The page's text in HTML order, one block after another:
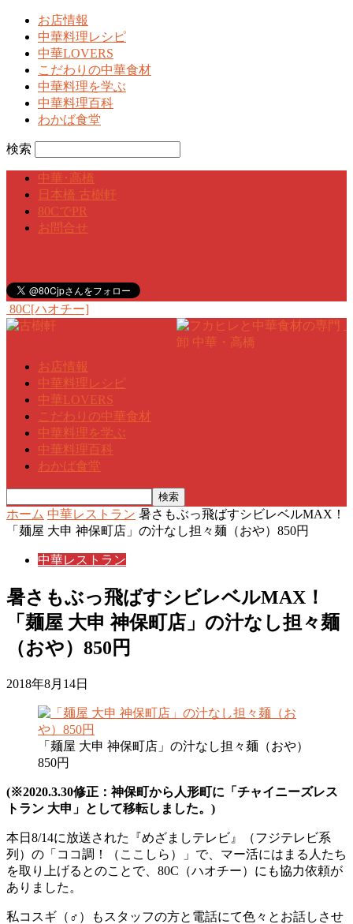
お店情報
中華料理レシピ
中華LOVERS
こだわりの中華食材
中華料理を学ぶ
中華料理百科
わかば食堂
検索
中華･高橋
日本橋 古樹軒
80CでPR
お問合せ
80C[ハオチー]
お店情報
中華料理レシピ
中華LOVERS
こだわりの中華食材
中華料理を学ぶ
中華料理百科
わかば食堂
ホーム 中華レストラン 暑さもぶっ飛ばすシビレベルMAX！
「麺屋 大申 神保町店」の汁なし担々麺（おや）850円
中華レストラン
暑さもぶっ飛ばすシビレベルMAX！
「麺屋 大申 神保町店」の汁なし担々麺
（おや）850円
2018年8月14日
「麺屋 大申 神保町店」の汁なし担々麺（おや）
850円
(※2020.3.30修正：神保町から人形町に「チャイニーズレス
トラン 大申」として移転しました。)
本日8/14に放送された『めざましテレビ』（フジテレビ系
列）の「ココ調！（ここしら）」で、マー活にはまる人たち
を取り上げるとのことで、80C（ハオチー）にも協力依頼が
ありました。
私コスギ（♂）もスタッフの方と電話にて色々とお話しさせ